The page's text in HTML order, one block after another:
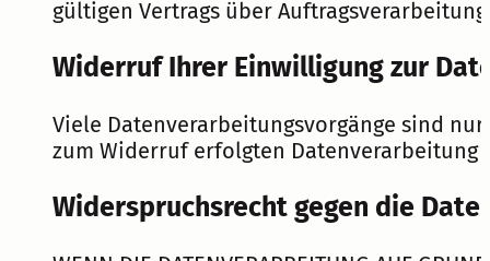
gültigen Vertrags über
Widerruf Ihrer Einwilligung zur
Viele Datenverarbeitungsvorgänge sind
zum Widerruf erfolgten
Widerspruchsrecht gegen die